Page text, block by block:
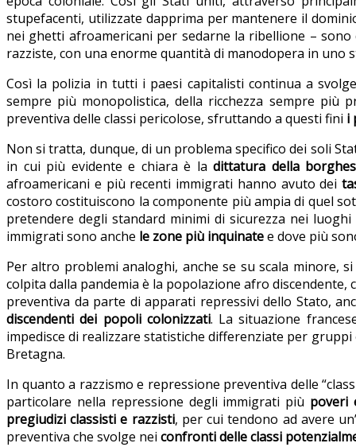
stupefacenti, utilizzate dapprima per mantenere il
nei ghetti afroamericani per sedarne la ribellione –
razziste, con una enorme quantità di manodopera in uno
Così la polizia in tutti i paesi capitalisti continua a
sempre più monopolistica, della ricchezza sempre più
preventiva delle classi pericolose, sfruttando a questi fini i
Non si tratta, dunque, di un problema specifico dei soli
in cui più evidente e chiara è la dittatura della
afroamericani e più recenti immigrati hanno avuto dei
costoro costituiscono la componente più ampia di quel
pretendere degli standard minimi di sicurezza nei
immigrati sono anche le zone più inquinatee dove più
Per altro problemi analoghi, anche se su scala minore,
colpita dalla pandemia è la popolazione afro
preventiva da parte di apparati repressivi dello Stato,
discendenti dei popoli colonizzati. La situazione
impedisce di realizzare statistiche differenziate per
Bretagna.
In quanto a razzismo e repressione preventiva delle
particolare nella repressione degli immigrati più poveri
pregiudizi classisti e razzisti, per cui tendono ad avere
preventiva che svolge nei confronti delle classi